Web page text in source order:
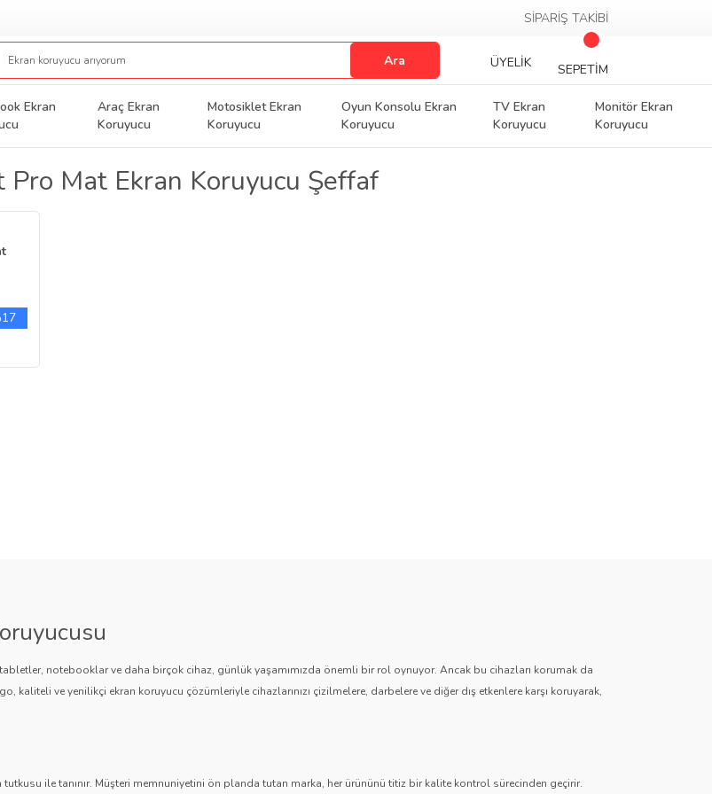
SİPARİŞ TAKİBİ
Ara ÜYELİK SEPETİM
Ekran
Araç Ekran
Koruyucu
Motosiklet Ekran
Koruyucu
Oyun Konsolu Ekran
Koruyucu
TV Ekran
Koruyucu
Monitör Ekran
Koruyucu
Pro Mat Ekran Koruyucu Şeffaf
notebooklar ve daha birçok cihaz, günlük yaşamımızda önemli bir rol oynuyor. Ancak bu cihazları korumak da
kaliteli ve yenilikçi ekran koruyucu çözümleriyle cihazlarınızı çizilmelere, darbelere ve diğer dış etkenlere karşı koruyarak,
ile tanınır. Müşteri memnuniyetini ön planda tutan marka, her ürününü titiz bir kalite kontrol sürecinden geçirir.